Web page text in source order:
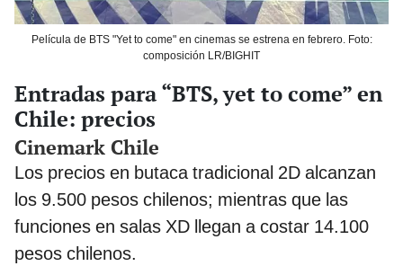
Película de BTS "Yet to come" en cinemas se estrena en febrero. Foto:
composición LR/BIGHIT
Entradas para “BTS, yet to come” en
Chile: precios
Cinemark Chile
Los precios en butaca tradicional 2D alcanzan
los 9.500 pesos chilenos; mientras que las
funciones en salas XD llegan a costar 14.100
pesos chilenos.